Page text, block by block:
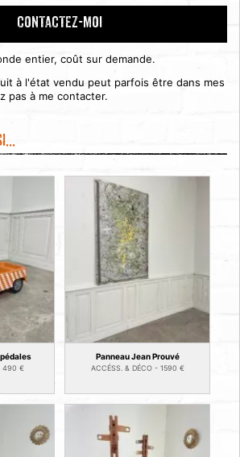
CONTACTEZ-MOI
entier, coût sur demande.
à l'état vendu peut parfois être dans mes
pas à me contacter.
490 €
Panneau Jean Prouvé
ACCÉSS. & DÉCO - 1590 €